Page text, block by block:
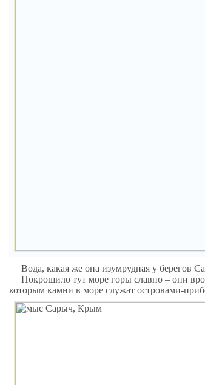
Вода, какая же она изумрудная у берегов
Покрошило тут море горы славно – они
которым камни в море служат островами-